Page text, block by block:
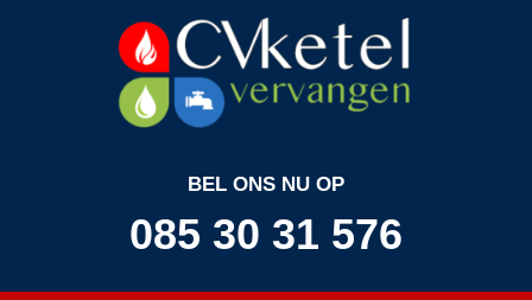
BEL ONS NU OP
085 30 31 576